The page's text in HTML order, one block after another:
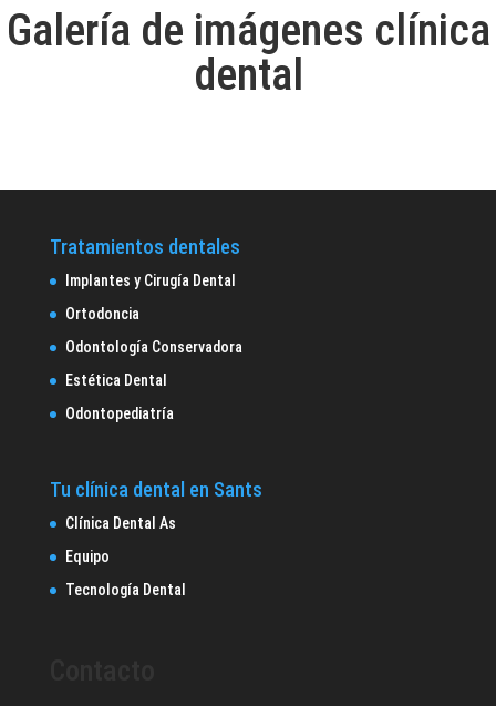
Galería de imágenes clínica
dental
Tratamientos dentales
Implantes y Cirugía Dental
Ortodoncia
Odontología Conservadora
Estética Dental
Odontopediatría
Tu clínica dental en Sants
Clínica Dental As
Equipo
Tecnología Dental